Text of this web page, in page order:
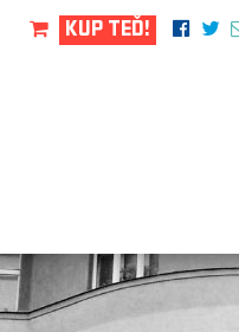
KUP TEĎ!